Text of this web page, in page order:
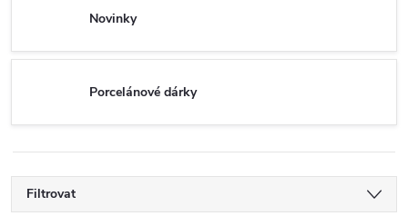
Novinky
Porcelánové dárky
Filtrovat